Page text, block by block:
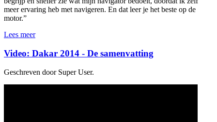
meer ervaring heb met navigeren. En dat leer je het beste op de
motor.”
Lees meer
Video: Dakar 2014 - De samenvatting
Geschreven door Super User.